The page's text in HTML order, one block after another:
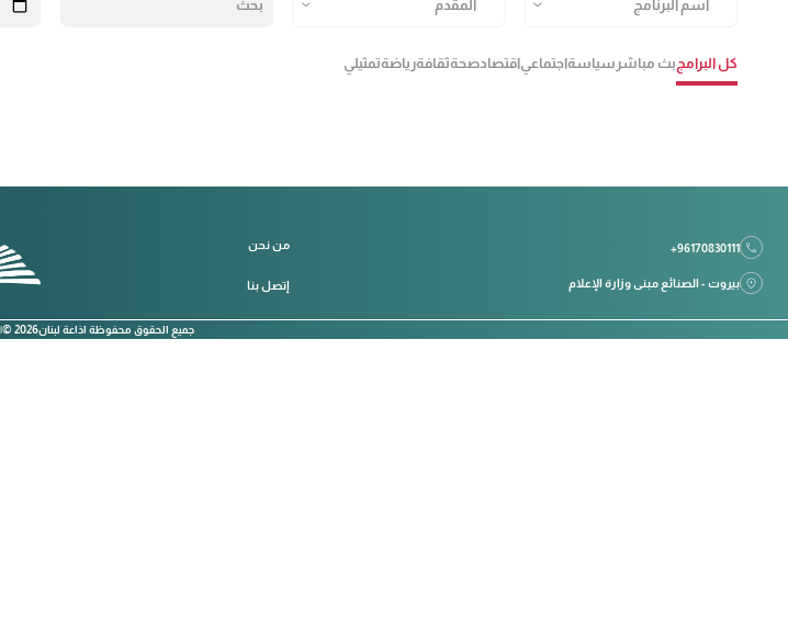
كل البرامج بث مباشر سياسةاجتماعياقتصادصحةثقافةرياضةتمثيلي
+96170830111
بيروت - الصنائع مبنى وزارة الإعلام
من نحن
إتصل بنا
جميع الحقوق محفوظة اذاعة لبنان© 2026.IDS تصميم وبرمجة |